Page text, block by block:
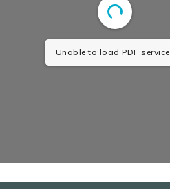
Unable to load PDF service..